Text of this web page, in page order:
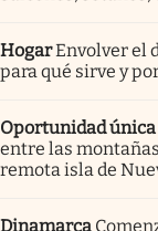
HogarEnvolver el
para qué sirve y
Oportunidad única
entre las
remota isla de
Dinamarca